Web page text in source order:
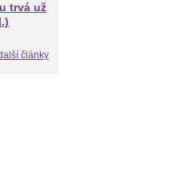
trvá už
články